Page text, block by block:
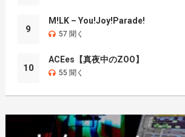
9
M!LK – You!Joy!Parade!
57 聞く
10
ACEes【真夜中のZOO】
55 聞く